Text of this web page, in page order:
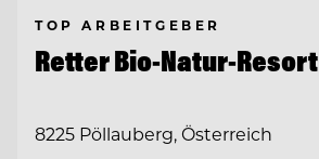
TOP ARBEITGEBER
Retter Bio-Natur-Resort
8225 Pöllauberg, Österreich